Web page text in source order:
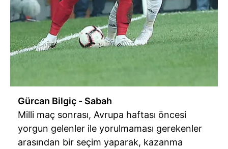
Gürcan Bilgiç - Sabah
Milli maç sonrası, Avrupa haftası öncesi
yorgun gelenler ile yorulmaması gerekenler
arasından bir seçim yaparak, kazanma